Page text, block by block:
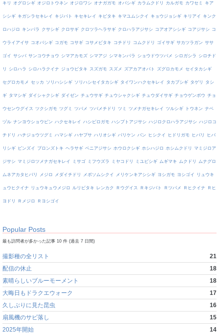
キリ オグロシギ オジロトウネン オジロワシ オナガガモ オバシギ カラムクドリ カルガモ カワセミ キア
シシギ キガシラセキレイ キジバト キセキレイ キビタキ キマユムシクイ キョウジョシギ キリアイ キンク
ロハジロ キンパラ クサシギ クロサギ クロツラヘラサギ クロハラアジサシ コアオアシシギ コアジサシ コ
ウライアイサ コオバシギ コガモ コサギ コサメビタキ コチドリ コムクドリ ゴイサギ サカツラガン ササ
ゴイ サシバ サンコウチョウ シマアカモズ シマアジ シマキンパラ ショウドウツバメ シロガシラ シロチド
リ シロハラ シロハラクイナ ジョウビタキ スズガモ スズメ ズアカアオバト ズグロカモメ セイタカシギ
セグロカモメ セッカ ソリハシシギ ソリハシセイタカシギ タイワンハクセキレイ タカブシギ タゲリ タシ
ギ タマシギ ダイシャクシギ ダイゼン チュウサギ チュウシャクシギ チュウダイサギ チョウゲンボウ チョ
ウセンウグイス ツクシガモ ツグミ ツバメ ツバメチドリ ツミ ツメナガセキレイ ツルシギ トウネン ナベ
ヅル ナンヨウショウビン ハクセキレイ ハシビロガモ ハシブトアジサシ ハジロクロハラアジサシ ハジロコ
チドリ ハチジョウツグミ ハマシギ ハヤブサ ハリオシギ バリケン バン ヒシクイ ヒドリガモ ヒバリ ヒバ
リシギ ビンズイ ブロンズトキ ヘラサギ ベニアジサシ ホウロクシギ ホシハジロ ホシムクドリ マミジロア
ジサシ マミジロツメナガセキレイ ミサゴ ミフウズラ ミヤコドリ ミユビシギ ムギマキ ムクドリ ムナグロ
ムネアカタヒバリ メジロ メダイチドリ メボソムシクイ メリケンキアシシギ ヨシガモ ヨシゴイ リュウキ
ュウヒクイナ リュウキュウメジロ ルリビタキ レンカク Ｒウグイス Ｒキジバト Ｒツバメ Ｒヒクイナ Ｒヒ
ヨドリ Ｒメジロ Ｒヨシゴイ
Popular Posts
最も訪問者が多かった記事 10 件 (過去 7 日間)
撮影種の全リスト
21
配信の休止
18
素晴らしいブルーモーメント
18
大晦日もドラクエウォーク
17
久しぶりに見た昆虫
16
扇風機のサビ落し
15
2025年開始
14